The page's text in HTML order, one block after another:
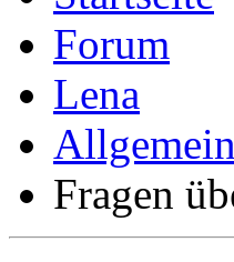
Forum
Lena
Fragen